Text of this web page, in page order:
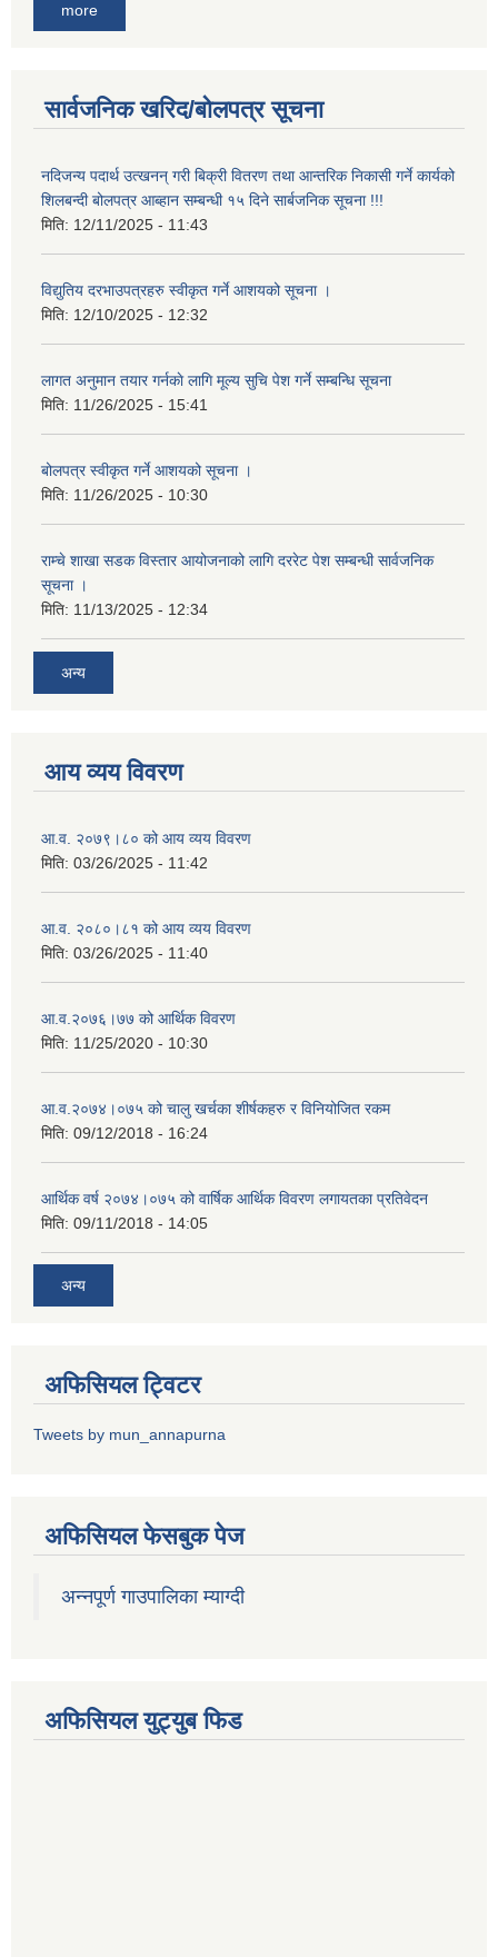
more
सार्वजनिक खरिद/बोलपत्र सूचना
नदिजन्य पदार्थ उत्खनन् गरी बिक्री वितरण तथा आन्तरिक निकासी गर्ने कार्यको
शिलबन्दी बोलपत्र आब्हान सम्बन्धी १५ दिने सार्बजनिक सूचना !!!
मिति: 12/11/2025 - 11:43
विद्युतिय दरभाउपत्रहरु स्वीकृत गर्ने आशयको सूचना ।
मिति: 12/10/2025 - 12:32
लागत अनुमान तयार गर्नकाे लागि मूल्य सुचि पेश गर्ने सम्बन्धि सूचना
मिति: 11/26/2025 - 15:41
बोलपत्र स्वीकृत गर्ने आशयको सूचना ।
मिति: 11/26/2025 - 10:30
राम्चे शाखा सडक विस्तार आयोजनाको लागि दररेट पेश सम्बन्धी सार्वजनिक
सूचना ।
मिति: 11/13/2025 - 12:34
अन्य
आय व्यय विवरण
आ.व. २०७९।८० को आय व्यय विवरण
मिति: 03/26/2025 - 11:42
आ.व. २०८०।८१ को आय व्यय विवरण
मिति: 03/26/2025 - 11:40
आ.व.२०७६।७७ को आर्थिक विवरण
मिति: 11/25/2020 - 10:30
आ.व.२०७४।०७५ को चालु खर्चका शीर्षकहरु र विनियोजित रकम
मिति: 09/12/2018 - 16:24
आर्थिक वर्ष २०७४।०७५ को वार्षिक आर्थिक विवरण लगायतका प्रतिवेदन
मिति: 09/11/2018 - 14:05
अन्य
अफिसियल ट्विटर
Tweets by mun_annapurna
अफिसियल फेसबुक पेज
अन्नपूर्ण गाउपालिका म्याग्दी
अफिसियल युट्युब फिड